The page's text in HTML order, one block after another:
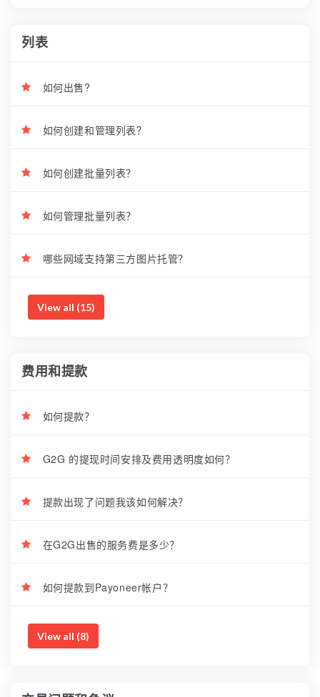
列表
如何出售?
如何创建和管理列表？
如何创建批量列表？
如何管理批量列表？
哪些网域支持第三方图片托管？
View all (15)
费用和提款
如何提款？
G2G 的提现时间安排及费用透明度如何？
提款出现了问题我该如何解决？
在G2G出售的服务费是多少？
如何提款到Payoneer帐户？
View all (8)